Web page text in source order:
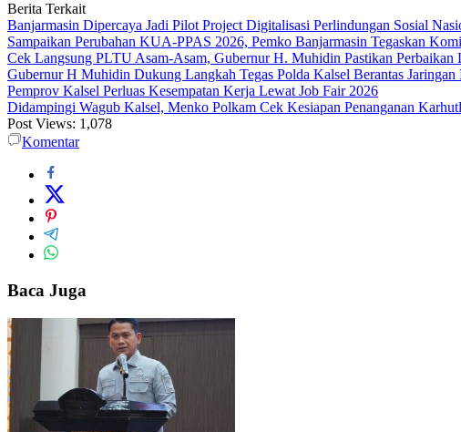
Berita Terkait
Banjarmasin Dipercaya Jadi Pilot Project Digitalisasi Perlindungan Sosial
Sampaikan Perubahan KUA-PPAS 2026, Pemko Banjarmasin Tegaskan
Cek Langsung PLTU Asam-Asam, Gubernur H. Muhidin Pastikan Perbaikan
Gubernur H Muhidin Dukung Langkah Tegas Polda Kalsel Berantas Jaringan
Pemprov Kalsel Perluas Kesempatan Kerja Lewat Job Fair 2026
Didampingi Wagub Kalsel, Menko Polkam Cek Kesiapan Penanganan
Post Views: 1,078
Komentar
Baca Juga